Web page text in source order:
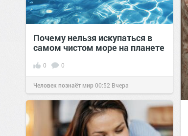
Почему нельзя искупаться в
самом чистом море на планете
0 0
Человек познаёт мир00:52 Вчера